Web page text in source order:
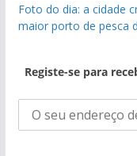
Foto do dia: a cidade
maior porto de pesca
Registe-se para